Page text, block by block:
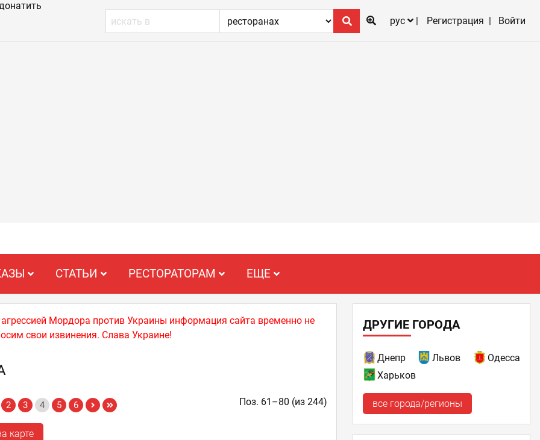
рус
Регистрация Войти
СТАТЬИ РЕСТОРАТОРАМ ЕЩЕ
агрессией Мордора против Украины информация сайта временно не
свои извинения. Слава Украине!
Поз. 61–80 (из 244)
2 3 4 5 6
карте
ДРУГИЕ ГОРОДА
Днепр Львов
Одесса
Харьков
все города/регионы